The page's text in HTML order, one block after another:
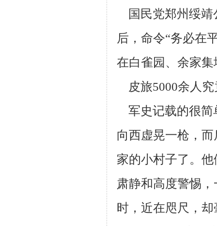
国民党郑州绥靖
后，命令“务必在
在白雀园、余家集
皮旅5000余人
军史记载的很简
向西虚晃一枪，
家的小村子了。他
肃静和高度警惕，
时，近在咫尺，